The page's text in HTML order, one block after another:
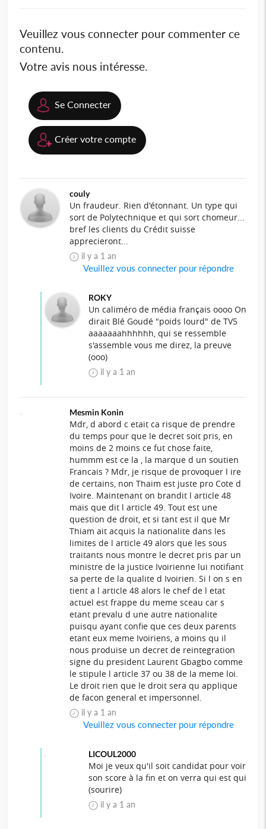
Veuillez vous connecter pour commenter ce
contenu.
Votre avis nous intéresse.
Se Connecter
Créer votre compte
couly
Un fraudeur. Rien d'étonnant. Un type qui
sort de Polytechnique et qui sort chomeur...
bref les clients du Crédit suisse
apprecieront...
il y a 1 an
Veuillez vous connecter pour répondre
ROKY
Un caliméro de média français oooo On
dirait Blé Goudé "poids lourd" de TV5
aaaaaaahhhhhh, qui se ressemble
s'assemble vous me direz, la preuve
(ooo)
il y a 1 an
Mesmin Konin
Mdr, d abord c etait ca risque de prendre
du temps pour que le decret soit pris, en
moins de 2 moins ce fut chose faite,
hummm est ce la , la marque d un soutien
Francais ? Mdr, je risque de provoquer l ire
de certains, non Thaim est juste pro Cote d
Ivoire. Maintenant on brandit l article 48
mais que dit l article 49. Tout est une
question de droit, et si tant est il que Mr
Thiam ait acquis la nationalite dans les
limites de l article 49 alors que les sous
traitants nous montre le decret pris par un
ministre de la justice Ivoirienne lui notifiant
sa perte de la qualite d Ivoirien. Si l on s en
tient a l article 48 alors le chef de l etat
actuel est frappe du meme sceau car s
etant prevalu d une autre nationalite
puisqu ayant confie que ces deux parents
etant eux meme Ivoiriens, a moins qu il
nous produise un decret de reintegration
signe du president Laurent Gbagbo comme
le stipule l article 37 ou 38 de la meme loi.
Le droit rien que le droit sera qu applique
de facon general et impersonnel.
il y a 1 an
Veuillez vous connecter pour répondre
LICOUL2000
Moi je veux qu'il soit candidat pour voir
son score à la fin et on verra qui est qui
(sourire)
il y a 1 an